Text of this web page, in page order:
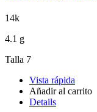
14k
4.1 g
Talla 7
Vista rápida
Añadir al carrito
Details